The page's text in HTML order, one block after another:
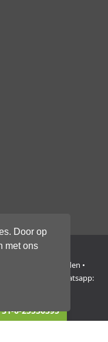
Door op
met ons
• 3447 GZ Woerden •
• Whatsapp:
nodig?
6-25536395